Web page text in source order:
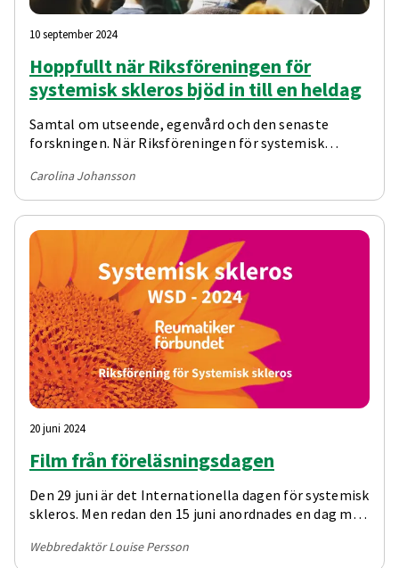
10 september 2024
Hoppfullt när Riksföreningen för
systemisk skleros bjöd in till en heldag
Samtal om utseende, egenvård och den senaste
forskningen. När Riksföreningen för systemisk
med World Scleroderma Day var det högt i tak och
fullt av framtidshopp.
Carolina Johansson
20 juni 2024
Film från föreläsningsdagen
Den 29 juni är det Internationella dagen för systemisk
skleros. Men redan den 15 juni anordnades en dag med
efterhand från föreläsningsdagen.
Webbredaktör Louise Persson